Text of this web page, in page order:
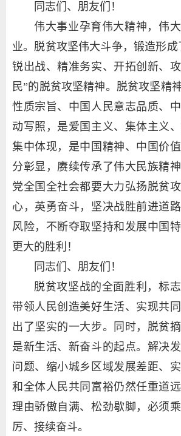
同志们、朋友们！
伟大事业孕育伟大精神，伟
业。脱贫攻坚伟大斗争，锻造形
锐出战、精准务实、开拓创新、
民”的脱贫攻坚精神。脱贫攻坚精
性质宗旨、中国人民意志品质、
动写照，是爱国主义、集体主义
集中体现，是中国精神、中国价
分彰显，赓续传承了伟大民族精
党全国全社会都要大力弘扬脱贫
心，英勇奋斗，坚决战胜前进道
风险，不断夺取坚持和发展中国
更大的胜利！
同志们、朋友们！
脱贫攻坚战的全面胜利，标
带领人民创造美好生活、实现共
出了坚实的一大步。同时，脱贫
是新生活、新奋斗的起点。解决
问题、缩小城乡区域发展差距、
和全体人民共同富裕仍然任重道
理由骄傲自满、松劲歇脚，必须
厉、接续奋斗。